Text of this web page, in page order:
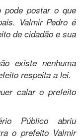
pode postar o que
Valmir Pedro é
de cidadão e sua
existe nenhuma
respeita a lei.
calar o prefeito
Público abriu
o prefeito Valmir